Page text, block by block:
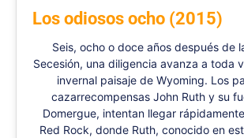
Los odiosos ocho (2015)
Seis, ocho o doce años después de
Secesión, una diligencia avanza a toda
invernal paisaje de Wyoming. Los
cazarrecompensas John Ruth y su
Domergue, intentan llegar
Red Rock, donde Ruth, conocido en